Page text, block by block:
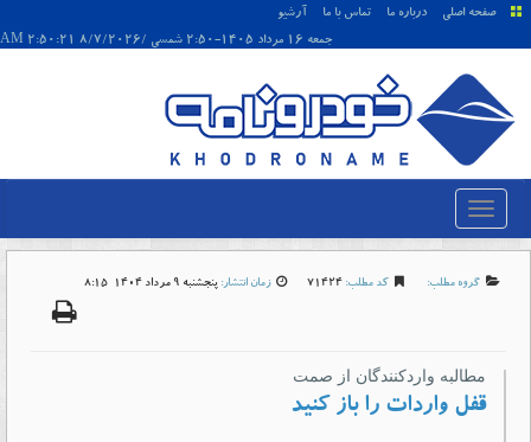
صفحه اصلی درباره ما تماس با ما
آرشیو
جمعه 16 مرداد 1405-2:50 شمسی /8/7/2026 2:50:21 AM
گروه مطلب: کد مطلب: 71424 زمان انتشار: پنجشنبه 9 مرداد 1404-8:15
مطالبه واردکنندگان از صمت
قفل واردات را باز کنید